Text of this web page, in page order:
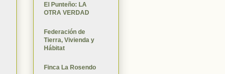
El Punteño: LA
OTRA VERDAD
Federación de
Tierra, Vivienda y
Hábitat
Finca La Rosendo